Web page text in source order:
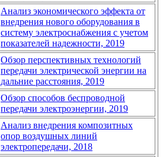
Анализ экономического эффекта от
внедрения нового оборудования в
систему электроснабжения с учетом
показателей надежности, 2019
Обзор перспективных технологий
передачи электрической энергии на
дальние расстояния, 2019
Обзор способов беспроводной
передачи электроэнергии, 2019
Анализ внедрения композитных
опор воздушных линий
электропередачи, 2018